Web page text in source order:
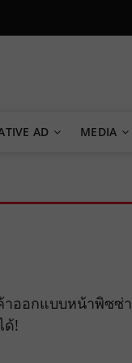
AD MEDIA
าออกแบบหน้าพิซซ่า
ด้!